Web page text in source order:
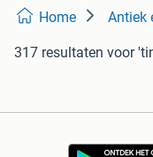
Home Antiek
317 resultaten voor